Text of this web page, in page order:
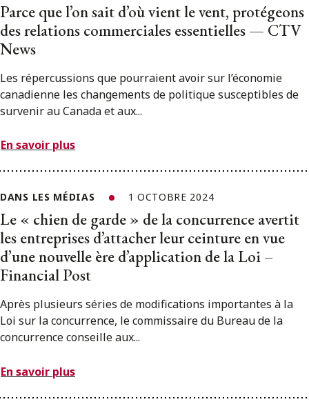
Parce que l’on sait d’où vient le vent, protégeons
des relations commerciales essentielles — CTV
News
Les répercussions que pourraient avoir sur l’économie
canadienne les changements de politique susceptibles de
survenir au Canada et aux...
En savoir plus
DANS LES MÉDIAS 1 OCTOBRE 2024
Le « chien de garde » de la concurrence avertit
les entreprises d’attacher leur ceinture en vue
d’une nouvelle ère d’application de la Loi –
Financial Post
Après plusieurs séries de modifications importantes à la
Loi sur la concurrence, le commissaire du Bureau de la
concurrence conseille aux...
En savoir plus